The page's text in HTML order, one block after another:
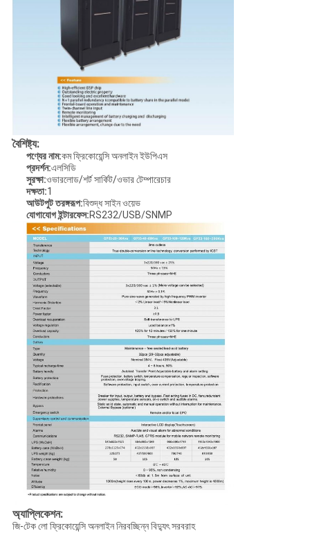
বৈশিষ্ট্য:
পণ্যের নাম:কম ফ্রিকোয়েন্সি অনলাইন ইউপিএস
প্রদর্শন:এলসিডি
সুরক্ষা:ওভারলোড/শর্ট সার্কিট/ওভার টেম্পারেচার
দক্ষতা:1
আউটপুট তরঙ্গরূপ:বিশুদ্ধ সাইন ওয়েভ
যোগাযোগ ইন্টারফেস:RS232/USB/SNMP
অ্যাপ্লিকেশন:
জি-টেক লো ফ্রিকোয়েন্সি অনলাইন নিরবচ্ছিন্ন বিদ্যুৎ সরবরাহ